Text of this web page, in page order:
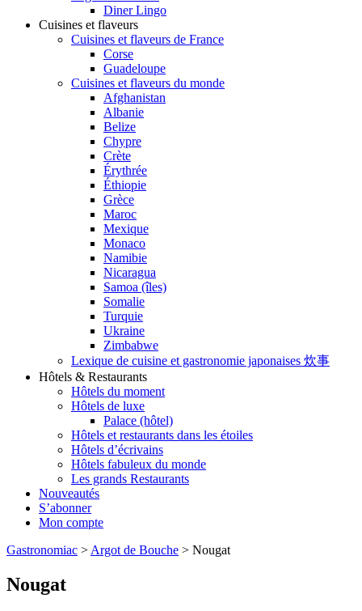
Diner Lingo
Cuisines et flaveurs
Cuisines et flaveurs de France
Corse
Guadeloupe
Cuisines et flaveurs du monde
Afghanistan
Albanie
Belize
Chypre
Crète
Érythrée
Éthiopie
Grèce
Maroc
Mexique
Monaco
Namibie
Nicaragua
Samoa (îles)
Somalie
Turquie
Ukraine
Zimbabwe
Lexique de cuisine et gastronomie japonaises 炊事
Hôtels & Restaurants
Hôtels du moment
Hôtels de luxe
Palace (hôtel)
Hôtels et restaurants dans les étoiles
Hôtels d’écrivains
Hôtels fabuleux du monde
Les grands Restaurants
Nouveautés
S’abonner
Mon compte
Gastronomiac > Argot de Bouche > Nougat
Nougat